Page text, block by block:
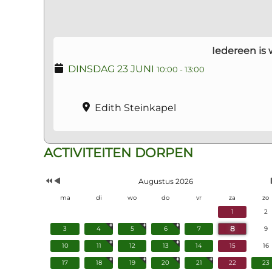
DINSDAG 23 JUNI 10:00 - 13:00
Edith Steinkapel
Iedereen is
ACTIVITEITEN DORPEN
Vorig
Jaar
Vorige
Maand
Augustus 2026
ma di wo do vr za
zo
1
2
3 4 5 6 7 8 9
10 11 12 13 14 15 16
17 18 19 20 21 22 23